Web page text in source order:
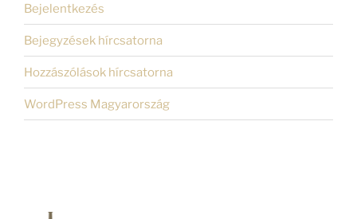
Bejelentkezés
Bejegyzések hírcsatorna
Hozzászólások hírcsatorna
WordPress Magyarország